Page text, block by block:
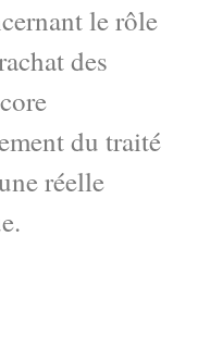
le rôle
des
du traité
réelle